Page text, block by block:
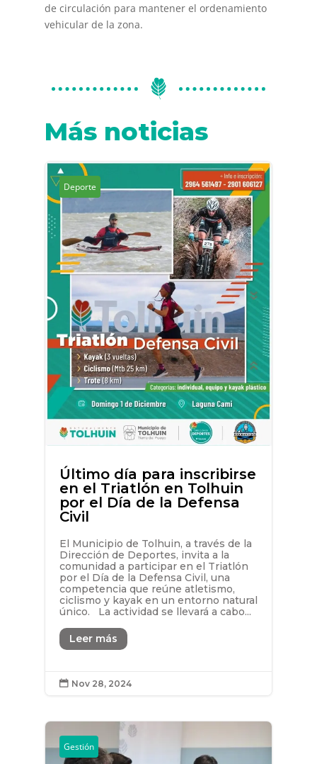
de circulación para mantener el ordenamiento
vehicular de la zona.
Más noticias
Deporte
Último día para inscribirse
en el Triatlón en Tolhuin
por el Día de la Defensa
Civil
El Municipio de Tolhuin, a través de la
Dirección de Deportes, invita a la
comunidad a participar en el Triatlón
por el Día de la Defensa Civil, una
competencia que reúne atletismo,
ciclismo y kayak en un entorno natural
único. La actividad se llevará a cabo...
Leer más
 Nov 28, 2024
Gestión